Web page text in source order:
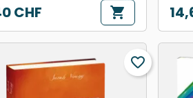
CHF shopping_cart Prix
favorite_border